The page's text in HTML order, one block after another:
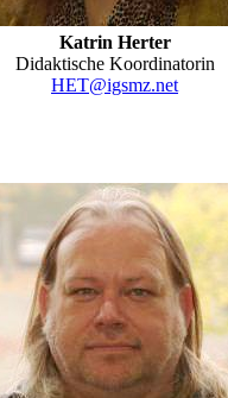
Katrin Herter
Didaktische Koordinatorin
HET@igsmz.net